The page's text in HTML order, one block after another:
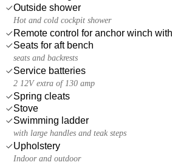
Outside shower
Hot and cold cockpit shower
Remote control for anchor winch
Seats for aft bench
seats and backrests
Service batteries
2 12V extra of 130 amp
Spring cleats
Stove
Swimming ladder
with large handles and teak steps
Upholstery
Indoor and outdoor